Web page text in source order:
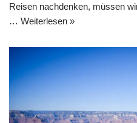
Reisen nachdenken, müssen
… Weiterlesen »